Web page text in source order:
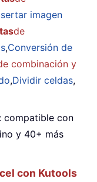
imagen
de
,Conversión de
combinación y
,Dividir celdas,
compatible con
y 40+ más
con Kutools